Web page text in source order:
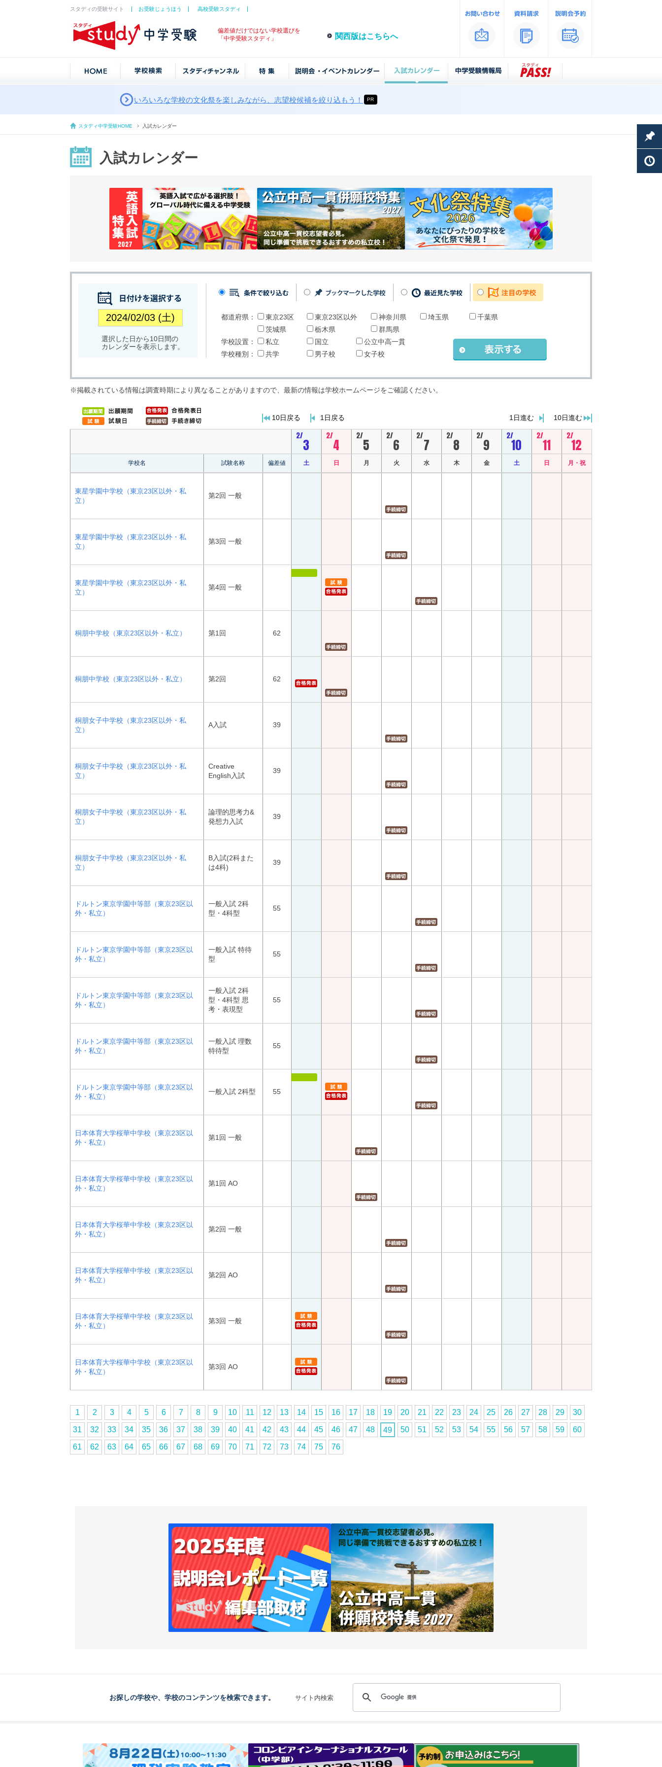
スタディの受験サイト お受験じょうほう 高校受験スタディ
偏差値だけではない学校選びを
「中学受験スタディ」
関西版はこちらへ
いろいろな学校の文化祭を楽しみながら、志望校候補を絞り込もう！ PR
スタディ中学受験HOME 入試カレンダー
入試カレンダー
選択した日から10日間の
カレンダーを表示します。
都道府県： 東京23区 東京23区以外 神奈川県 埼玉県
千葉県
茨城県
栃木県
群馬県
学校設置：
私立 国立
公立中高一貫
学校種別：
共学 男子校 女子校
※掲載されている情報は調査時期により異なることがありますので、最新の情報は学校ホームページをご確認ください。
10日戻る 1日戻る 10日進む
1日進む
2/
3
2/
4
2/
5
2/
6
2/
7
2/
8
2/
9
2/
10
2/
11
2/
12
学校名 試験名称 偏差値 土 日 月 火 水 木 金 土 日 月・祝
東星学園中学校（東京23区以外・私
立）
第2回 一般
東星学園中学校（東京23区以外・私
立）
第3回 一般
東星学園中学校（東京23区以外・私
立）
第4回 一般
桐朋中学校（東京23区以外・私立） 第1回 62
桐朋中学校（東京23区以外・私立） 第2回 62
桐朋女子中学校（東京23区以外・私
立）
A入試 39
桐朋女子中学校（東京23区以外・私
立）
Creative
English入試
39
桐朋女子中学校（東京23区以外・私
立）
論理的思考力&
発想力入試
39
桐朋女子中学校（東京23区以外・私
立）
B入試(2科また
は4科)
39
ドルトン東京学園中等部（東京23区以
外・私立）
一般入試 2科
型・4科型
55
ドルトン東京学園中等部（東京23区以
外・私立）
一般入試 特待
型
55
ドルトン東京学園中等部（東京23区以
外・私立）
一般入試 2科
型・4科型 思
考・表現型
55
ドルトン東京学園中等部（東京23区以
外・私立）
一般入試 理数
特待型
55
ドルトン東京学園中等部（東京23区以
外・私立）
一般入試 2科型 55
日本体育大学桜華中学校（東京23区以
外・私立）
第1回 一般
日本体育大学桜華中学校（東京23区以
外・私立）
第1回 AO
日本体育大学桜華中学校（東京23区以
外・私立）
第2回 一般
日本体育大学桜華中学校（東京23区以
外・私立）
第2回 AO
日本体育大学桜華中学校（東京23区以
外・私立）
第3回 一般
日本体育大学桜華中学校（東京23区以
外・私立）
第3回 AO
1 2 3 4 5 6 7 8 9 10 11 12 13 14 15 16 17 18 19 20 21 22 23 24 25 26 27 28 29 30
31 32 33 34 35 36 37 38 39 40 41 42 43 44 45 46 47 48 49 50 51 52 53 54 55 56 57 58 59 60
61 62 63 64 65 66 67 68 69 70 71 72 73 74 75 76
お探しの学校や、学校のコンテンツを検索できます。 サイト内検索